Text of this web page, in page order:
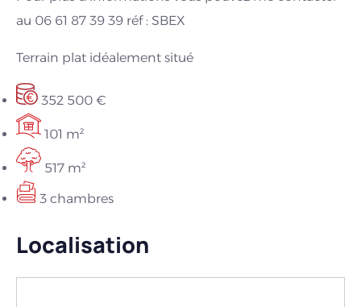
au 06 61 87 39 39 réf : SBEX
Terrain plat idéalement situé
352 500 €
101 m²
517 m²
3 chambres
Localisation